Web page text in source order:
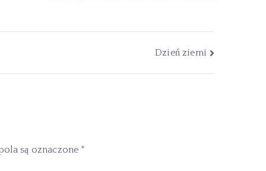
Dzień ziemi
są oznaczone *